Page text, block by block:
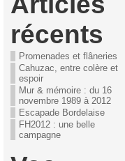
récents
Promenades et flâneries
Cahuzac, entre colère et
espoir
Mur & mémoire : du 16
novembre 1989 à 2012
Escapade Bordelaise
FH2012 : une belle
campagne